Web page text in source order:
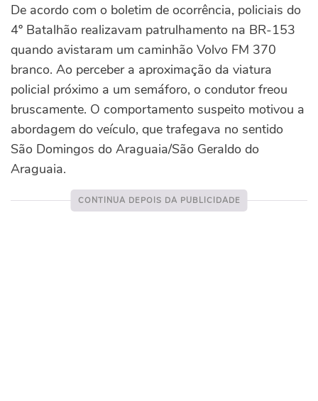
De acordo com o boletim de ocorrência, policiais do
4º Batalhão realizavam patrulhamento na BR-153
quando avistaram um caminhão Volvo FM 370
branco. Ao perceber a aproximação da viatura
policial próximo a um semáforo, o condutor freou
bruscamente. O comportamento suspeito motivou a
abordagem do veículo, que trafegava no sentido
São Domingos do Araguaia/São Geraldo do
Araguaia.